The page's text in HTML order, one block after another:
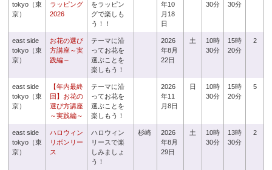
tokyo（東
京）
ラッピング
2026
をラッピン
グで楽しも
う！！
年10
月18
日
30分
30分
east side
tokyo（東
京）
お花の選び
方講座～実
践編～
テーマに沿
ってお花を
選ぶことを
楽しもう！
2026
年8月
22日
土
10時
30分
15時
20分
2
east side
tokyo（東
京）
【年内最終
回】お花の
選び方講座
～実践編～
テーマに沿
ってお花を
選ぶことを
楽しもう！
2026
年11
月8日
日
10時
30分
15時
20分
5
east side
tokyo（東
京）
ハロウィン
リボンリー
ス
ハロウィン
リースで楽
しみましょ
う！
杉崎
2026
年8月
29日
土
10時
30分
13時
30分
2